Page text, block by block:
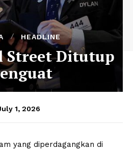
HEADLINE
Street Ditutup
1, 2026
yang diperdagangkan di